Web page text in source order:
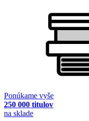
Ponúkame vyše
250 000 titulov
na sklade